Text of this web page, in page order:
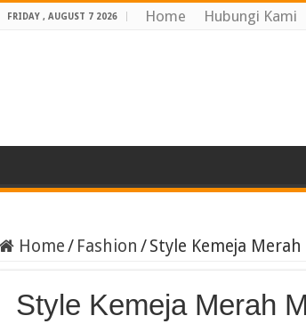
FRIDAY , AUGUST 7 2026 Home Hubungi Kami
Home/ Fashion /Style Kemeja
Style Kemeja Merah